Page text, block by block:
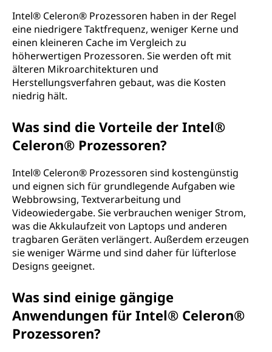
Intel® Celeron® Prozessoren haben in der Regel
eine niedrigere Taktfrequenz, weniger Kerne und
einen kleineren Cache im Vergleich zu
höherwertigen Prozessoren. Sie werden oft mit
älteren Mikroarchitekturen und
Herstellungsverfahren gebaut, was die Kosten
niedrig hält.
Was sind die Vorteile der Intel®
Celeron® Prozessoren?
Intel® Celeron® Prozessoren sind kostengünstig
und eignen sich für grundlegende Aufgaben wie
Webbrowsing, Textverarbeitung und
Videowiedergabe. Sie verbrauchen weniger Strom,
was die Akkulaufzeit von Laptops und anderen
tragbaren Geräten verlängert. Außerdem erzeugen
sie weniger Wärme und sind daher für lüfterlose
Designs geeignet.
Was sind einige gängige
Anwendungen für Intel® Celeron®
Prozessoren?